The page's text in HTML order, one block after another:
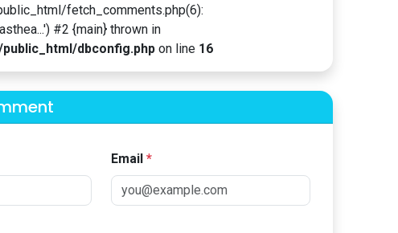
fetch_comments.php(6):
#2 {main} thrown in
dbconfig.php on line 16
Email*